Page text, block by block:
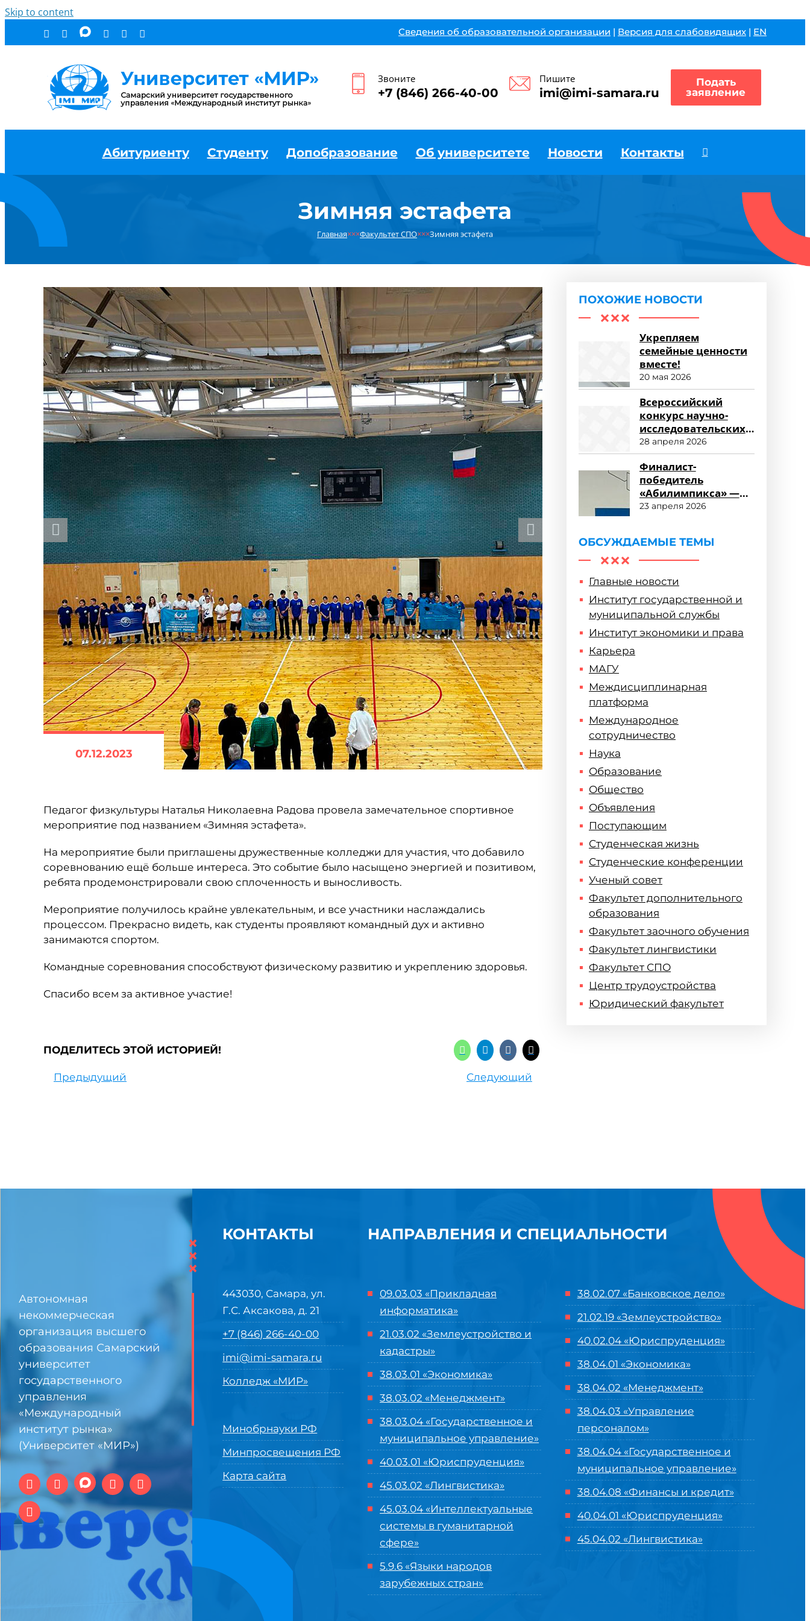
Skip to content
Сведения об образовательной организации | Версия для слабовидящих | EN
Звоните
+7 (846) 266-40-00
Пишите
imi@imi-samara.ru
Подать
заявление
Абитуриенту Студенту Допобразование Об университете Новости Контакты
Зимняя эстафета
Главная×××Факультет СПО×××Зимняя эстафета
07.12.2023
Педагог физкультуры Наталья Николаевна Радова провела замечательное спортивное
мероприятие под названием «Зимняя эстафета».
На мероприятие были приглашены дружественные колледжи для участия, что добавило
соревнованию ещё больше интереса. Это событие было насыщено энергией и позитивом,
ребята продемонстрировали свою сплоченность и выносливость.
Мероприятие получилось крайне увлекательным, и все участники наслаждались
процессом. Прекрасно видеть, как студенты проявляют командный дух и активно
занимаются спортом.
Командные соревнования способствуют физическому развитию и укреплению здоровья.
Спасибо всем за активное участие!
ПОДЕЛИТЕСЬ ЭТОЙ ИСТОРИЕЙ!
Предыдущий Следующий
ПОХОЖИЕ НОВОСТИ
Укрепляем
семейные ценности
вместе!
20 мая 2026
Всероссийский
конкурс научно-
исследовательских
работ «Научный
потенциал СПО»
28 апреля 2026
Финалист-
победитель
«Абилимпикса» —
студент ФСПО
23 апреля 2026
ОБСУЖДАЕМЫЕ ТЕМЫ
Главные новости
Институт государственной и
муниципальной службы
Институт экономики и права
Карьера
МАГУ
Междисциплинарная
платформа
Международное
сотрудничество
Наука
Образование
Общество
Объявления
Поступающим
Студенческая жизнь
Студенческие конференции
Ученый совет
Факультет дополнительного
образования
Факультет заочного обучения
Факультет лингвистики
Факультет СПО
Центр трудоустройства
Юридический факультет
Автономная
некоммерческая
организация высшего
образования Самарский
университет
государственного
управления
«Международный
институт рынка»
(Университет «МИР»)
×
×
×
КОНТАКТЫ
443030, Самара, ул.
Г.С. Аксакова, д. 21
+7 (846) 266-40-00
imi@imi-samara.ru
Колледж «МИР»
Минобрнауки РФ
Минпросвещения РФ
Карта сайта
НАПРАВЛЕНИЯ И СПЕЦИАЛЬНОСТИ
09.03.03 «Прикладная
информатика»
21.03.02 «Землеустройство и
кадастры»
38.03.01 «Экономика»
38.03.02 «Менеджмент»
38.03.04 «Государственное и
муниципальное управление»
40.03.01 «Юриспруденция»
45.03.02 «Лингвистика»
45.03.04 «Интеллектуальные
системы в гуманитарной
сфере»
5.9.6 «Языки народов
зарубежных стран»
38.02.07 «Банковское дело»
21.02.19 «Землеустройство»
40.02.04 «Юриспруденция»
38.04.01 «Экономика»
38.04.02 «Менеджмент»
38.04.03 «Управление
персоналом»
38.04.04 «Государственное и
муниципальное управление»
38.04.08 «Финансы и кредит»
40.04.01 «Юриспруденция»
45.04.02 «Лингвистика»